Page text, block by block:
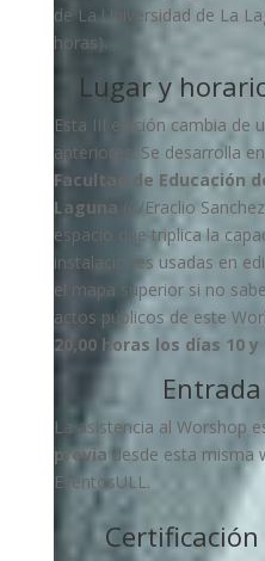
de La Universidad de La
horas).
Lugar y
Esta III edición cambia de
anteriores. Se desarrolla
Facultad de Educación
Laguna (C/Eraclio
espacio que triplica la
instalaciones usadas en
el mapa superior si no
actos públicos de este
20,00 horas los días 10
La asistencia al Worshop
previa desde esta misma
EventosULL.